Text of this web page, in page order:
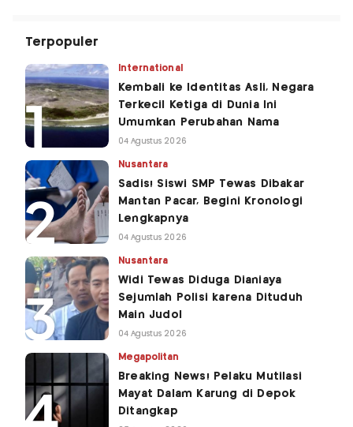
Terpopuler
International
Kembali ke Identitas Asli, Negara
Terkecil Ketiga di Dunia Ini
Umumkan Perubahan Nama
04 Agustus 2026
Nusantara
Sadis! Siswi SMP Tewas Dibakar
Mantan Pacar, Begini Kronologi
Lengkapnya
04 Agustus 2026
Nusantara
Widi Tewas Diduga Dianiaya
Sejumlah Polisi karena Dituduh
Main Judol
04 Agustus 2026
Megapolitan
Breaking News! Pelaku Mutilasi
Mayat Dalam Karung di Depok
Ditangkap